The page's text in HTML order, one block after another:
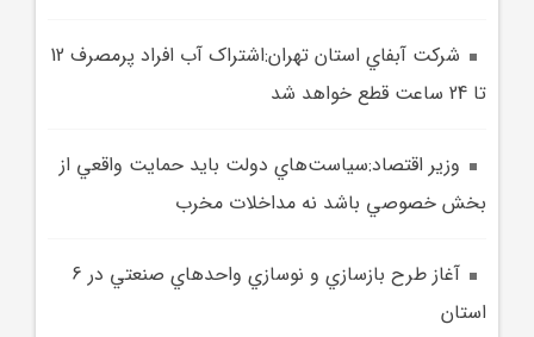
شرکت آبفاي استان تهران:اشتراک آب افراد پرمصرف 12
تا 24 ساعت قطع خواهد شد
وزير اقتصاد:سياست‌هاي دولت بايد حمايت واقعي از
بخش خصوصي باشد نه مداخلات مخرب
آغاز طرح بازسازي و نوسازي واحد‌هاي صنعتي در 6
استان